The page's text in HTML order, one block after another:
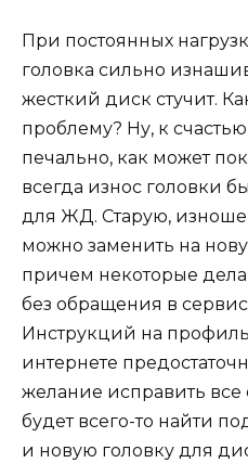
При постоянных
головка сильно
жесткий диск стучит.
проблему? Ну, к
печально, как может
всегда износ головки
для ЖД. Старую,
можно заменить на
причем некоторые
без обращения в
Инструкций на
интернете
желание исправить
будет всего-то найти
и новую головку для